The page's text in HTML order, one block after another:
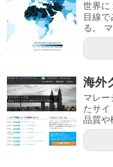
世界に
目線
る。
海外
マレー
たサイ
品質や